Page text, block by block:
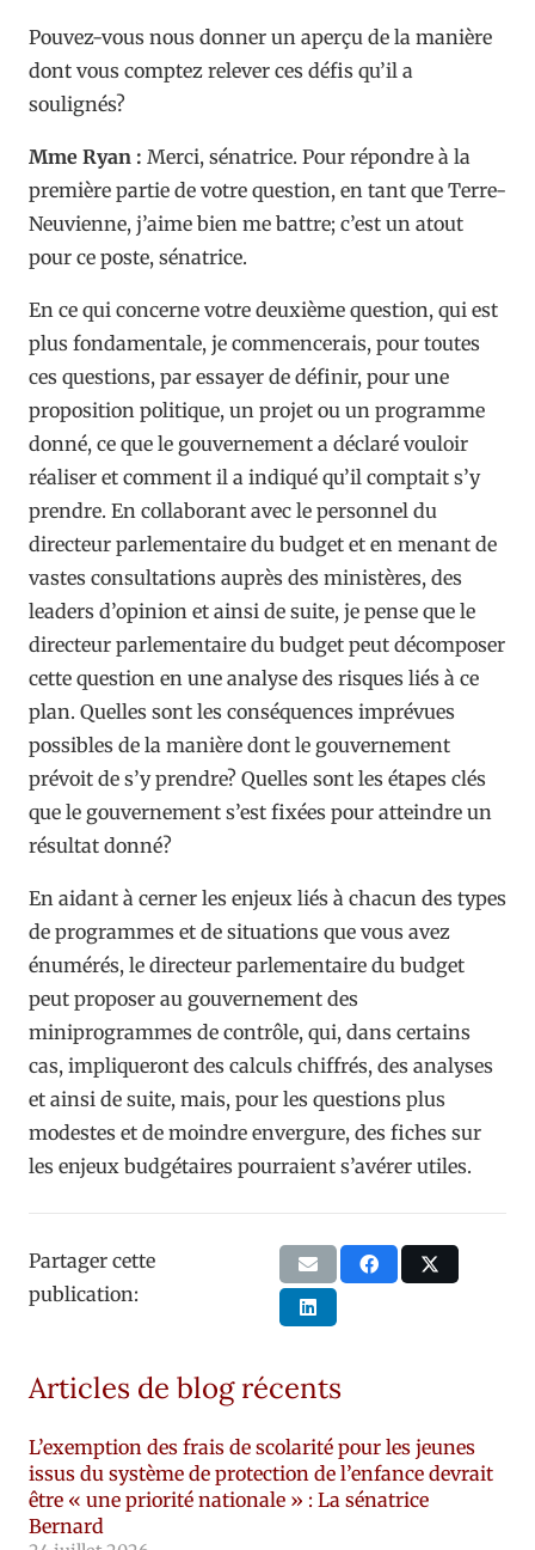
Pouvez-vous nous donner un aperçu de la manière
dont vous comptez relever ces défis qu’il a
soulignés?
Mme Ryan : Merci, sénatrice. Pour répondre à la
première partie de votre question, en tant que Terre-
Neuvienne, j’aime bien me battre; c’est un atout
pour ce poste, sénatrice.
En ce qui concerne votre deuxième question, qui est
plus fondamentale, je commencerais, pour toutes
ces questions, par essayer de définir, pour une
proposition politique, un projet ou un programme
donné, ce que le gouvernement a déclaré vouloir
réaliser et comment il a indiqué qu’il comptait s’y
prendre. En collaborant avec le personnel du
directeur parlementaire du budget et en menant de
vastes consultations auprès des ministères, des
leaders d’opinion et ainsi de suite, je pense que le
directeur parlementaire du budget peut décomposer
cette question en une analyse des risques liés à ce
plan. Quelles sont les conséquences imprévues
possibles de la manière dont le gouvernement
prévoit de s’y prendre? Quelles sont les étapes clés
que le gouvernement s’est fixées pour atteindre un
résultat donné?
En aidant à cerner les enjeux liés à chacun des types
de programmes et de situations que vous avez
énumérés, le directeur parlementaire du budget
peut proposer au gouvernement des
miniprogrammes de contrôle, qui, dans certains
cas, impliqueront des calculs chiffrés, des analyses
et ainsi de suite, mais, pour les questions plus
modestes et de moindre envergure, des fiches sur
les enjeux budgétaires pourraient s’avérer utiles.
Partager cette
publication:
Articles de blog récents
L’exemption des frais de scolarité pour les jeunes
issus du système de protection de l’enfance devrait
être « une priorité nationale » : La sénatrice
Bernard